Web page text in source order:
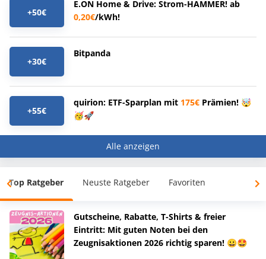
+50€
E.ON Home & Drive: Strom-HAMMER! ab
0,20€/kWh!
+30€
Bitpanda
+55€
quirion: ETF-Sparplan mit 175€ Prämien! 🤯
🥳🚀
Alle anzeigen
Top Ratgeber Neuste Ratgeber Favoriten
Gutscheine, Rabatte, T-Shirts & freier
Eintritt: Mit guten Noten bei den
Zeugnisaktionen 2026 richtig sparen! 😀🤩